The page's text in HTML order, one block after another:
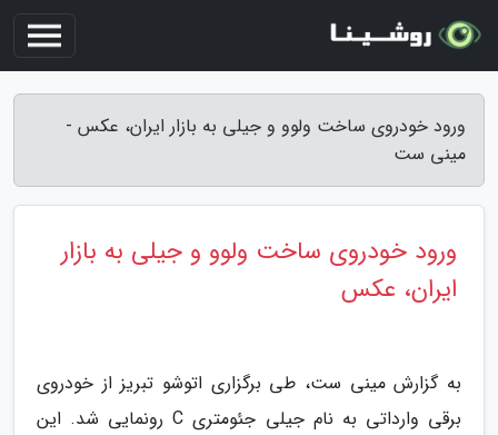
ورود خودروی ساخت ولوو و جیلی به بازار ایران، عکس -
مینی ست
ورود خودروی ساخت ولوو و جیلی به بازار
ایران، عکس
به گزارش مینی ست، طی برگزاری اتوشو تبریز از خودروی
برقی وارداتی به نام جیلی جئومتری C رونمایی شد. این